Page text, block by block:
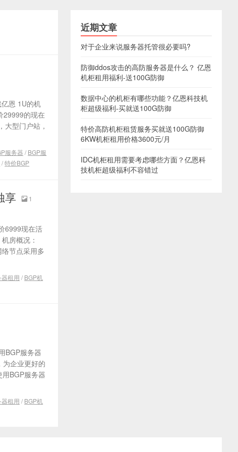
恩 1U的机
29999的现在
型门户站，
服务器 / BGP服
/特价BGP
享  1
6999现在活
房概况：
节点采用多
租用 / BGP机
BGP服务器
为企业更好的
BGP服务器
租用 / BGP机
近期文章
对于企业来说服务器托管很必要吗?
防御ddos攻击的高防服务器是什么？ 亿恩
机柜租用福利-送100G防御
数据中心的机柜有哪些功能？亿恩科技机
柜超级福利-买就送100G防御
特价高防机柜租赁服务买就送100G防御
6KW机柜租用价格3600元/月
IDC机柜租用需要考虑哪些方面？亿恩科
技机柜超级福利不容错过